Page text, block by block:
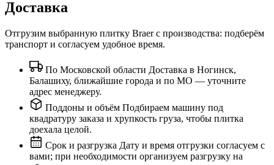
Доставка
Отгрузим выбранную плитку Braer с производства: подберём
транспорт и согласуем удобное время.
По Московской области Доставка в Ногинск,
Балашиху, ближайшие города и по МО — уточните
адрес менеджеру.
Поддоны и объём Подбираем машину под
квадратуру заказа и хрупкость груза, чтобы плитка
доехала целой.
Срок и разгрузка Дату и время отгрузки согласуем с
вами; при необходимости организуем разгрузку на